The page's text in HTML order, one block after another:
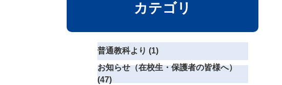
カテゴリ
普通教科より (1)
お知らせ（在校生・保護者の皆様へ）
(47)